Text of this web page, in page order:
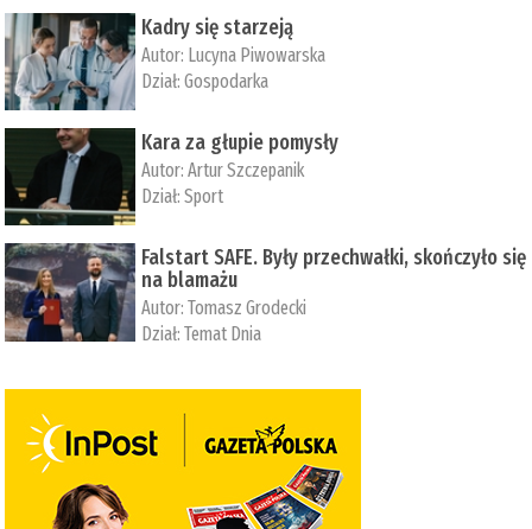
Kadry się starzeją
Autor: Lucyna Piwowarska
Dział:Gospodarka
Kara za głupie pomysły
Autor:Artur Szczepanik
Dział:Sport
Falstart SAFE. Były przechwałki, skończyło się
na blamażu
Autor:Tomasz Grodecki
Dział:Temat Dnia